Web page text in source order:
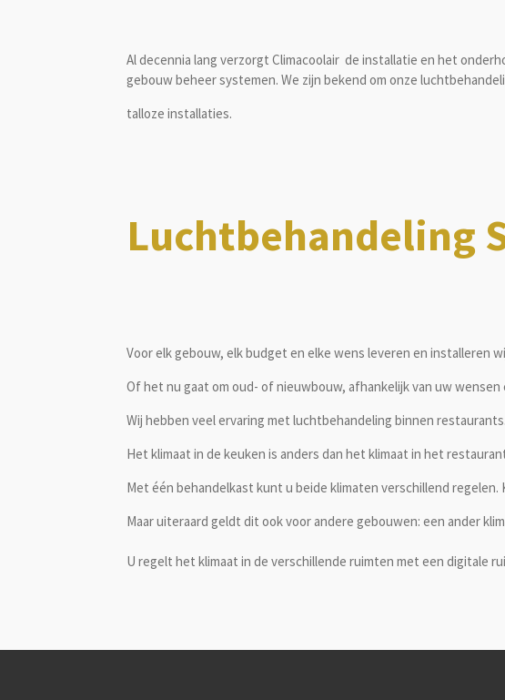
Al decennia lang verzorgt Climacoolair de installatie en het
gebouw beheer systemen. We zijn bekend om onze
talloze installaties.
Luchtbehandeling
Voor elk gebouw, elk budget en elke wens leveren en installeren
Of het nu gaat om oud- of nieuwbouw, afhankelijk van uw
Wij hebben veel ervaring met luchtbehandeling binnen restaurants.
Het klimaat in de keuken is anders dan het klimaat in het
Met één behandelkast kunt u beide klimaten verschillend
Maar uiteraard geldt dit ook voor andere gebouwen: een ander
U regelt het klimaat in de verschillende ruimten met een digitale